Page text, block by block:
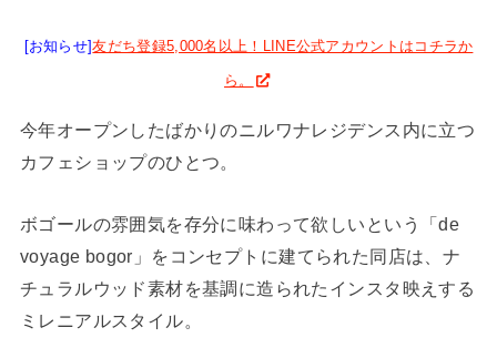
[お知らせ]友だち登録5,000名以上！LINE公式アカウントはコチラか
ら。
今年オープンしたばかりのニルワナレジデンス内に立つ
カフェショップのひとつ。
ボゴールの雰囲気を存分に味わって欲しいという「de
voyage bogor」をコンセプトに建てられた同店は、ナ
チュラルウッド素材を基調に造られたインスタ映えする
ミレニアルスタイル。